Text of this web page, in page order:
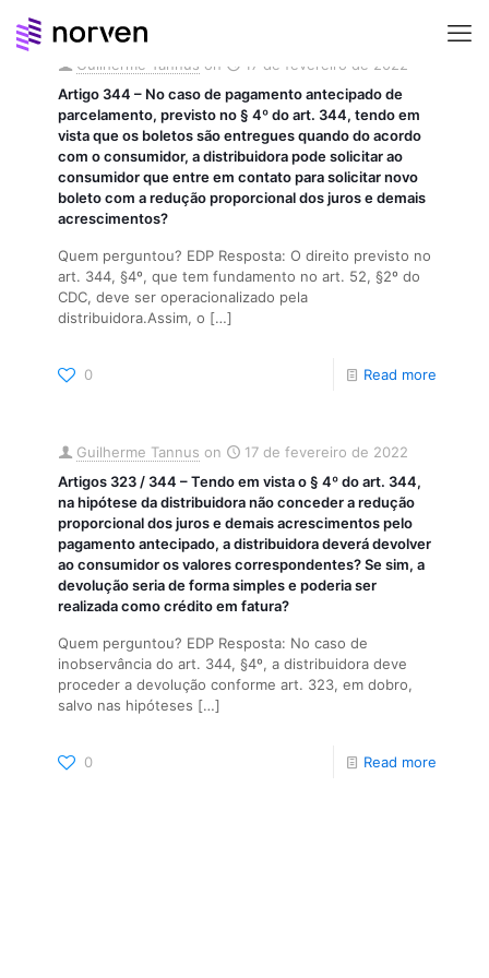
Guilherme Tannus on
17 de fevereiro de 2022
Artigo 344 – No caso de pagamento antecipado de
parcelamento, previsto no § 4º do art. 344, tendo em
vista que os boletos são entregues quando do acordo
com o consumidor, a distribuidora pode solicitar ao
consumidor que entre em contato para solicitar novo
boleto com a redução proporcional dos juros e demais
acrescimentos?
Quem perguntou? EDP Resposta: O direito previsto no
art. 344, §4º, que tem fundamento no art. 52, §2º do
CDC, deve ser operacionalizado pela
distribuidora.Assim, o […]
0 Read more
Guilherme Tannus on
17 de fevereiro de 2022
Artigos 323 / 344 – Tendo em vista o § 4º do art. 344,
na hipótese da distribuidora não conceder a redução
proporcional dos juros e demais acrescimentos pelo
pagamento antecipado, a distribuidora deverá devolver
ao consumidor os valores correspondentes? Se sim, a
devolução seria de forma simples e poderia ser
realizada como crédito em fatura?
Quem perguntou? EDP Resposta: No caso de
inobservância do art. 344, §4º, a distribuidora deve
proceder a devolução conforme art. 323, em dobro,
salvo nas hipóteses […]
0 Read more